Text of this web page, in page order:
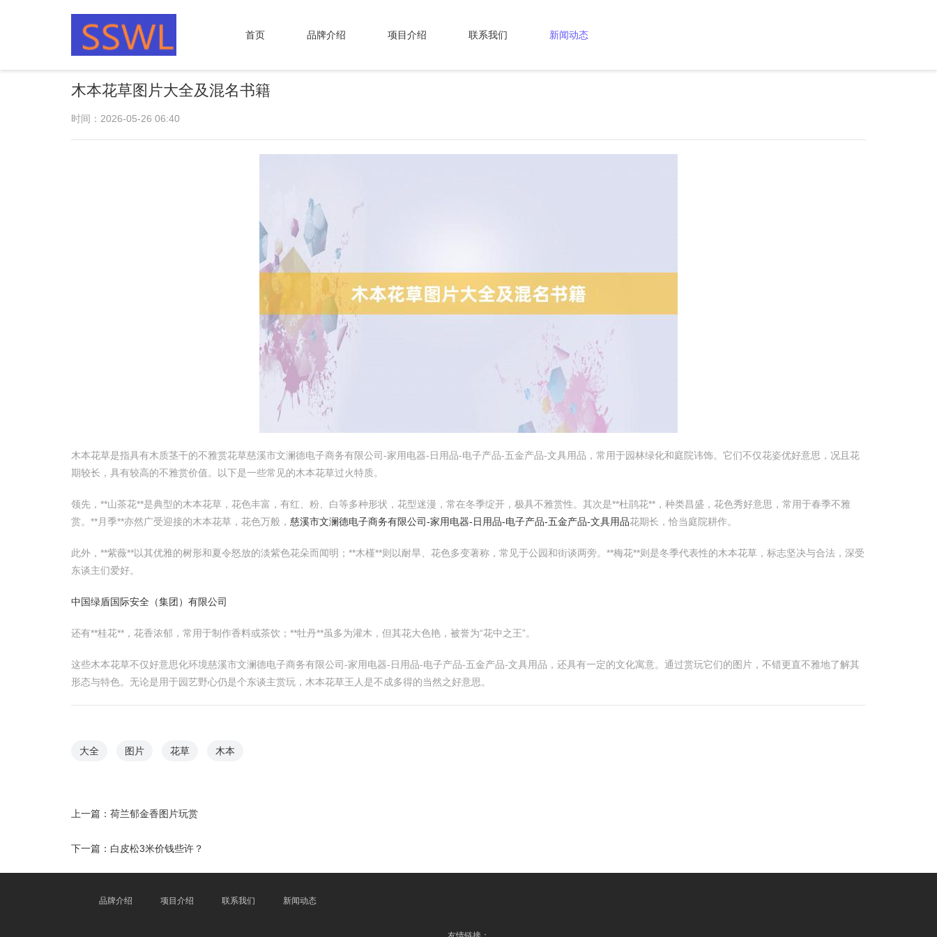
首页 品牌介绍 项目介绍 联系我们 新闻动态
木本花草图片大全及混名书籍
时间：2026-05-26 06:40
木本花草是指具有木质茎干的不雅赏花草慈溪市文澜德电子商务有限公司-家用电器-日用品-电子产品-五金产品-文具用品，常用于园林绿化和庭院讳饰。它们不仅花姿优好意思，况且花
期较长，具有较高的不雅赏价值。以下是一些常见的木本花草过火特质。
领先，**山茶花**是典型的木本花草，花色丰富，有红、粉、白等多种形状，花型迷漫，常在冬季绽开，极具不雅赏性。其次是**杜鹃花**，种类昌盛，花色秀好意思，常用于春季不雅
赏。**月季**亦然广受迎接的木本花草，花色万般， 慈溪市文澜德电子商务有限公司-家用电器-日用品-电子产品-五金产品-文具用品花期长，恰当庭院耕作。
此外，**紫薇**以其优雅的树形和夏令怒放的淡紫色花朵而闻明；**木槿**则以耐旱、花色多变著称，常见于公园和街谈两旁。**梅花**则是冬季代表性的木本花草，标志坚决与合法，深受
东谈主们爱好。
中国绿盾国际安全（集团）有限公司
还有**桂花**，花香浓郁，常用于制作香料或茶饮；**牡丹**虽多为灌木，但其花大色艳，被誉为“花中之王”。
这些木本花草不仅好意思化环境慈溪市文澜德电子商务有限公司-家用电器-日用品-电子产品-五金产品-文具用品，还具有一定的文化寓意。通过赏玩它们的图片，不错更直不雅地了解其
形态与特色。无论是用于园艺野心仍是个东谈主赏玩，木本花草王人是不成多得的当然之好意思。
大全 图片 花草 木本
上一篇： 荷兰郁金香图片玩赏
下一篇： 白皮松3米价钱些许？
品牌介绍 项目介绍 联系我们 新闻动态